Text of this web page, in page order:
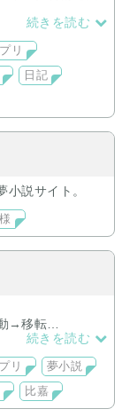
ポケモンは完結
続きを読む
リ
日記
説サイト。
→移転
報に沿いつつ、
続きを読む
リ
夢小説
比嘉